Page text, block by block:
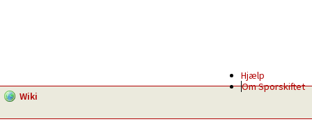
Hjælp
Om Sporskiftet
Wiki